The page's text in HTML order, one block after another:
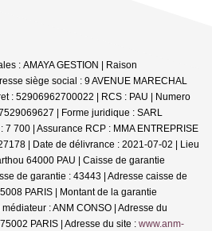
: AMAYA GESTION | Raison
siège social : 9 AVENUE MARECHAL
: 52906962700022 | RCS : PAU | Numero
| Forme juridique : SARL
700 | Assurance RCP : MMA ENTREPRISE
| Date de délivrance : 2021-07-02 | Lieu
64000 PAU | Caisse de garantie
de garantie : 43443 | Adresse caisse de
PARIS | Montant de la garantie
: ANM CONSO | Adresse du
PARIS | Adresse du site : www.anm-